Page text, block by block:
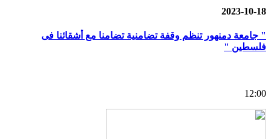
2023-10-18
" جامعة دمنهور تنظم وقفة تضامنية تضامنا مع أشقائنا فى
فلسطين "
12:00